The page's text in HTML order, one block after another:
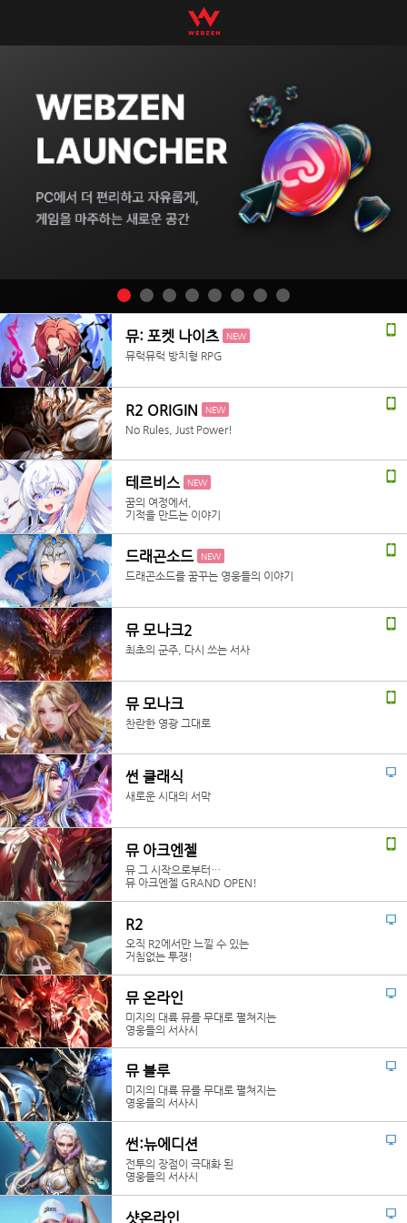
뮤: 포켓 나이츠 NEW
뮤럭뮤럭 방치형 RPG
R2 ORIGIN NEW
No Rules, Just Power!
테르비스 NEW
꿈의 여정에서,
기적을 만드는 이야기
드래곤소드 NEW
드래곤소드를 꿈꾸는 영웅들의 이야기
뮤 모나크2
최초의 군주, 다시 쓰는 서사
뮤 모나크
찬란한 영광 그대로
썬 클래식
새로운 시대의 서막
뮤 아크엔젤
뮤 그 시작으로부터…
뮤 아크엔젤 GRAND OPEN!
R2
오직 R2에서만 느낄 수 있는
거침없는 투쟁!
뮤 온라인
미지의 대륙 뮤를 무대로 펼쳐지는
영웅들의 서사시
뮤 블루
미지의 대륙 뮤를 무대로 펼쳐지는
영웅들의 서사시
썬:뉴에디션
전투의 장점이 극대화 된
영웅들의 서사시
샷온라인